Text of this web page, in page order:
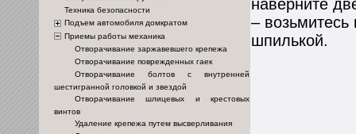
Техника безопасности
Подъем автомобиля домкратом
Приемы работы механика
Отворачивание заржавевшего крепежа
Отворачивание поврежденных гаек
Отворачивание болтов с внутренней
шестигранной головкой и звездой
Отворачивание шлицевых и крестовых
винтов
Удаление крепежа путем высверливания
наверните
–
шпилькой.